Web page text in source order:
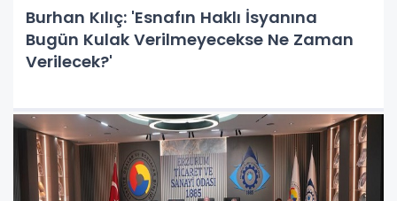
Burhan Kılıç: 'Esnafın Haklı İsyanına
Bugün Kulak Verilmeyecekse Ne Zaman
Verilecek?'